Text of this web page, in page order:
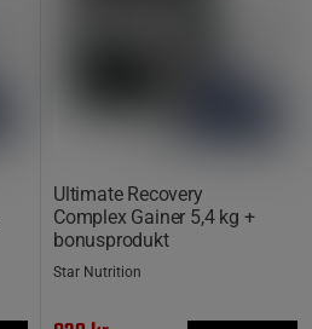
Ultimate Recovery
Complex Gainer 5,4 kg +
bonusprodukt
Star Nutrition